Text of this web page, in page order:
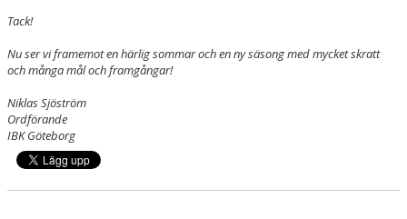
Tack!
Nu ser vi framemot en härlig sommar och en ny säsong med mycket skratt
och många mål och framgångar!
Niklas Sjöström
Ordförande
IBK Göteborg